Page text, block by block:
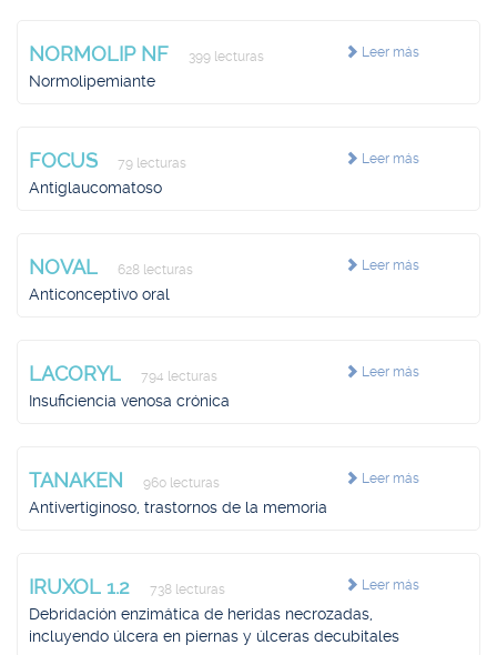
Leer más
NORMOLIP NF 399 lecturas
Normolipemiante
Leer más
FOCUS 79 lecturas
Antiglaucomatoso
Leer más
NOVAL 628 lecturas
Anticonceptivo oral
Leer más
LACORYL 794 lecturas
Insuficiencia venosa crónica
Leer más
TANAKEN 960 lecturas
Antivertiginoso, trastornos de la memoria
Leer más
IRUXOL 1.2 738 lecturas
Debridación enzimática de heridas necrozadas,
incluyendo úlcera en piernas y úlceras decubitales